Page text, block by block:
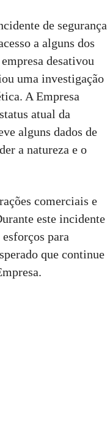
de segurança
a alguns dos
desativou
uma investigação
A Empresa
atual da
alguns dados de
a natureza e o
comerciais e
este incidente
para
que continue